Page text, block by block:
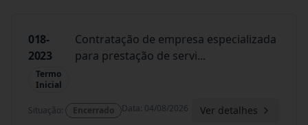
018-
2023
Termo
Inicial
Contratação de empresa especializada
para prestação de servi...
Situação: Encerrado Data: 04/08/2026 Ver detalhes